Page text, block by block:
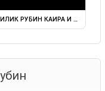
РУБИН КАИРА И